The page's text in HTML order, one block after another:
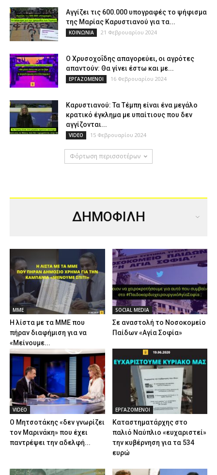
Αγγίζει τις 600.000 υπογραφές το ψήφισμα
της Μαρίας Καρυστιανού για τα...
ΚΟΙΝΩΝΙΑ 21 Φεβρουαρίου 2024
Ο Χρυσοχοΐδης απαγορεύει, οι αγρότες
απαντούν: Θα γίνει έστω και με...
ΕΡΓΑΖΟΜΕΝΟΙ 16 Φεβρουαρίου 2024
Καρυστιανού: Τα Τέμπη είναι ένα μεγάλο
κρατικό έγκλημα με υπαίτιους που δεν
αγγίζονται...
VIDEO 15 Φεβρουαρίου 2024
Φόρτωση περισσοτέρων
ΔΗΜΟΦΙΛΗ
ΜΜΕ
Η λίστα με τα ΜΜΕ που
πήραν διαφήμιση για να
«Μείνουμε...
SOCIAL MEDIA
Σε αναστολή το Νοσοκομείο
Παίδων «Αγία Σοφία»
VIDEO
Ο Μητσοτάκης «δεν γνωρίζει
τον Μαρινάκη» που έχει
παντρέψει την αδελφή...
ΕΡΓΑΖΟΜΕΝΟΙ
Καταστηματάρχης στο
παλιό Ναύπλιο «ευχαριστεί»
την κυβέρνηση για τα 534
ευρώ